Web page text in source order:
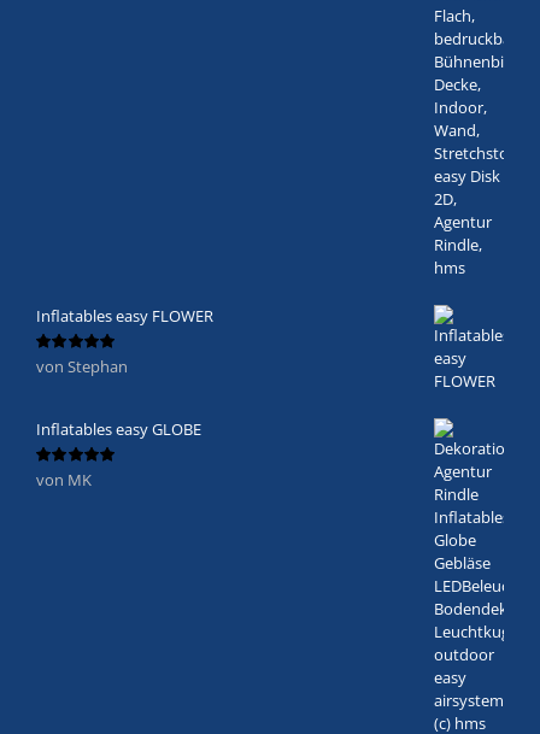
Inflatables easy FLOWER
Bewertet
von 5
von Stephan
Inflatables easy GLOBE
Bewertet
von MK